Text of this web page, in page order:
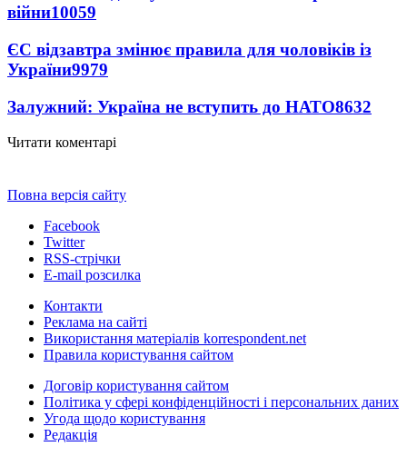
війни10059
ЄС відзавтра змінює правила для чоловіків із
України9979
Залужний: Україна не вступить до НАТО8632
Читати коментарі
Повна версія сайту
Facebook
Twitter
RSS-стрічки
E-mail розсилка
Контакти
Реклама на сайті
Використання матеріалів korrespondent.net
Правила користування сайтом
Договір користування сайтом
Політика у сфері конфіденційності і персональних даних
Угода щодо користування
Редакція